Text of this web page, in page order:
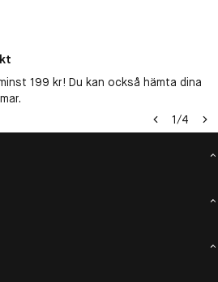
199 kr! Du kan också hämta dina
1/4